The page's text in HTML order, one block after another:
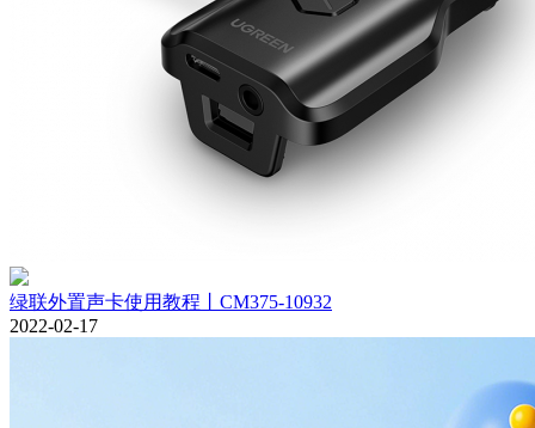
绿联外置声卡使用教程丨CM375-10932
2022-02-17